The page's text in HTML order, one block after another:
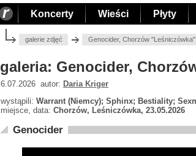
Koncerty Wieści Płyty
galerie zdjęć Genocider, Chorzów
galeria: Genocider,
6.07.2026 autor: Daria Kriger
wystąpili: Warrant (Niemcy); Sphinx; Bestiality;
miejsce, data: Chorzów, Leśniczówka, 23.05.2026
Genocider